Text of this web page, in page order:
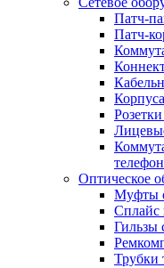
Патч-
Патч-
Оптическое
Муфты
Сплайс
Гильзы
Трубки